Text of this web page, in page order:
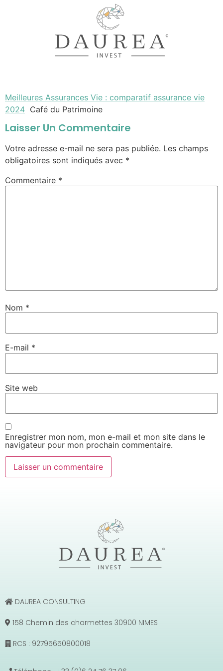
Meilleures Assurances Vie : comparatif assurance vie
2024 Café du Patrimoine
Laisser Un Commentaire
Votre adresse e-mail ne sera pas publiée. Les champs
obligatoires sont indiqués avec *
Commentaire *
Nom *
E-mail *
Site web
Enregistrer mon nom, mon e-mail et mon site dans le
navigateur pour mon prochain commentaire.
DAUREA CONSULTING
158 Chemin des charmettes 30900 NIMES
RCS : 92795650800018